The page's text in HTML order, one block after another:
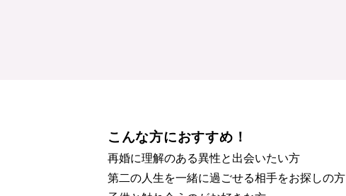
こんな方におすすめ！
再婚に理解のある異性と出会いたい方
第二の人生を一緒に過ごせる相手をお探しの方